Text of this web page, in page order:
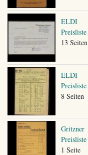
ELDI
Preisliste
13 Seiten
ELDI
Preisliste
8 Seiten
Gritzner
Preisliste
1 Seite